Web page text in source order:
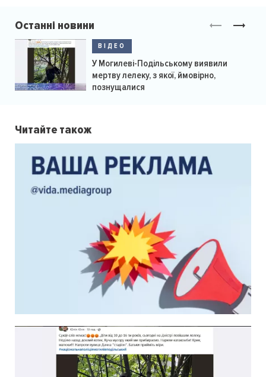
Останні новини
ВІДЕО
У Могилеві-Подільському виявили
мертву лелеку, з якої, ймовірно,
познущалися
Читайте також